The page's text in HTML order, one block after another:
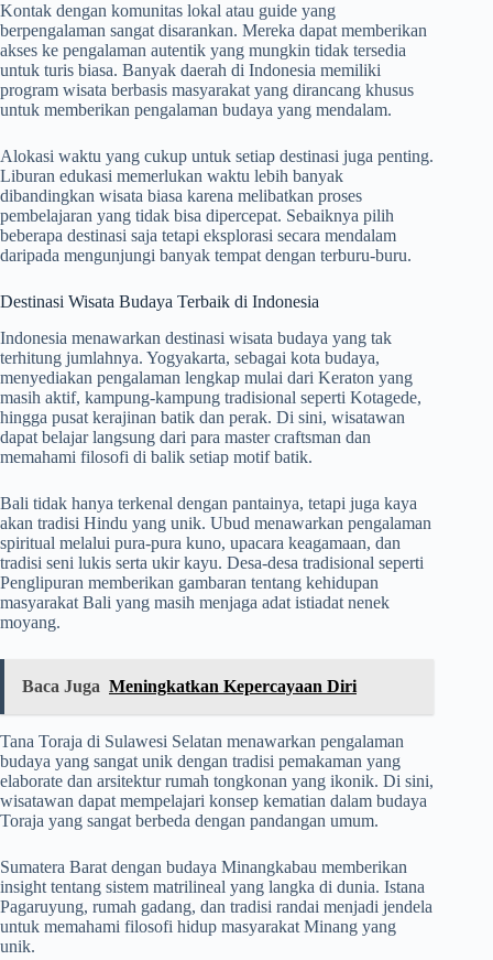
Kontak dengan komunitas lokal atau guide yang
berpengalaman sangat disarankan. Mereka dapat memberikan
akses ke pengalaman autentik yang mungkin tidak tersedia
untuk turis biasa. Banyak daerah di Indonesia memiliki
program wisata berbasis masyarakat yang dirancang khusus
untuk memberikan pengalaman budaya yang mendalam.
Alokasi waktu yang cukup untuk setiap destinasi juga penting.
Liburan edukasi memerlukan waktu lebih banyak
dibandingkan wisata biasa karena melibatkan proses
pembelajaran yang tidak bisa dipercepat. Sebaiknya pilih
beberapa destinasi saja tetapi eksplorasi secara mendalam
daripada mengunjungi banyak tempat dengan terburu-buru.
Destinasi Wisata Budaya Terbaik di Indonesia
Indonesia menawarkan destinasi wisata budaya yang tak
terhitung jumlahnya. Yogyakarta, sebagai kota budaya,
menyediakan pengalaman lengkap mulai dari Keraton yang
masih aktif, kampung-kampung tradisional seperti Kotagede,
hingga pusat kerajinan batik dan perak. Di sini, wisatawan
dapat belajar langsung dari para master craftsman dan
memahami filosofi di balik setiap motif batik.
Bali tidak hanya terkenal dengan pantainya, tetapi juga kaya
akan tradisi Hindu yang unik. Ubud menawarkan pengalaman
spiritual melalui pura-pura kuno, upacara keagamaan, dan
tradisi seni lukis serta ukir kayu. Desa-desa tradisional seperti
Penglipuran memberikan gambaran tentang kehidupan
masyarakat Bali yang masih menjaga adat istiadat nenek
moyang.
Baca Juga Meningkatkan Kepercayaan Diri
Tana Toraja di Sulawesi Selatan menawarkan pengalaman
budaya yang sangat unik dengan tradisi pemakaman yang
elaborate dan arsitektur rumah tongkonan yang ikonik. Di sini,
wisatawan dapat mempelajari konsep kematian dalam budaya
Toraja yang sangat berbeda dengan pandangan umum.
Sumatera Barat dengan budaya Minangkabau memberikan
insight tentang sistem matrilineal yang langka di dunia. Istana
Pagaruyung, rumah gadang, dan tradisi randai menjadi jendela
untuk memahami filosofi hidup masyarakat Minang yang
unik.